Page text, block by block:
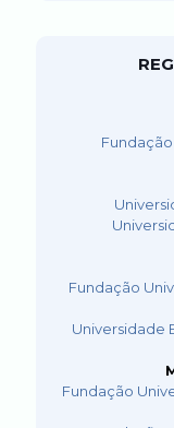
Fundação
Universidade
Fundação